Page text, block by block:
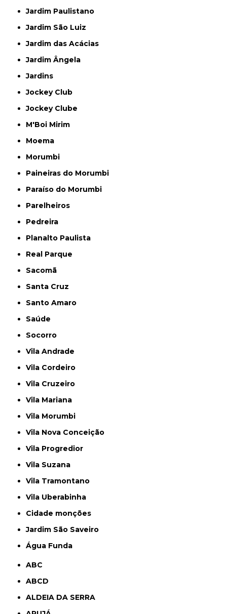
Jardim Paulistano
Jardim São Luiz
Jardim das Acácias
Jardim Ângela
Jardins
Jockey Club
Jockey Clube
M'Boi Mirim
Moema
Morumbi
Paineiras do Morumbi
Paraíso do Morumbi
Parelheiros
Pedreira
Planalto Paulista
Real Parque
Sacomã
Santa Cruz
Santo Amaro
Saúde
Socorro
Vila Andrade
Vila Cordeiro
Vila Cruzeiro
Vila Mariana
Vila Morumbi
Vila Nova Conceição
Vila Progredior
Vila Suzana
Vila Tramontano
Vila Uberabinha
cidade monções
jardim São Saveiro
Água Funda
ABC
ABCD
ALDEIA DA SERRA